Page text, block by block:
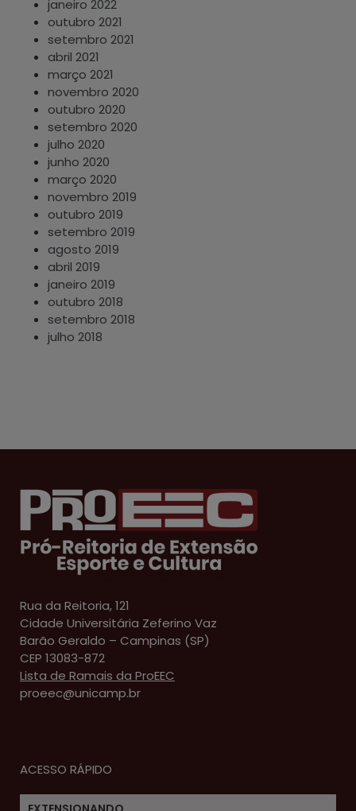
janeiro 2022
outubro 2021
setembro 2021
abril 2021
março 2021
novembro 2020
outubro 2020
setembro 2020
julho 2020
junho 2020
março 2020
novembro 2019
outubro 2019
setembro 2019
agosto 2019
abril 2019
janeiro 2019
outubro 2018
setembro 2018
julho 2018
Rua da Reitoria, 121
Cidade Universitária Zeferino Vaz
Barão Geraldo – Campinas (SP)
CEP 13083-872
Lista de Ramais da ProEEC
proeec@unicamp.br
ACESSO RÁPIDO